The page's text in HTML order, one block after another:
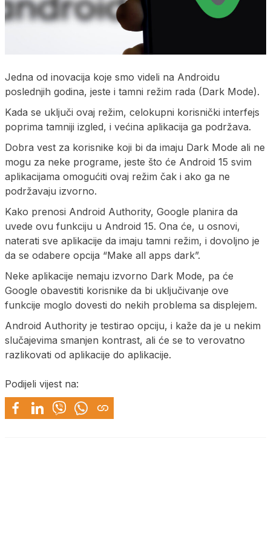
Jedna od inovacija koje smo videli na Androidu
poslednjih godina, jeste i tamni režim rada (Dark Mode).
Kada se uključi ovaj režim, celokupni korisnički interfejs
poprima tamniji izgled, i većina aplikacija ga podržava.
Dobra vest za korisnike koji bi da imaju Dark Mode ali ne
mogu za neke programe, jeste što će Android 15 svim
aplikacijama omogućiti ovaj režim čak i ako ga ne
podržavaju izvorno.
Kako prenosi Android Authority, Google planira da
uvede ovu funkciju u Android 15. Ona će, u osnovi,
naterati sve aplikacije da imaju tamni režim, i dovoljno je
da se odabere opcija “Make all apps dark”.
Neke aplikacije nemaju izvorno Dark Mode, pa će
Google obavestiti korisnike da bi uključivanje ove
funkcije moglo dovesti do nekih problema sa displejem.
Android Authority je testirao opciju, i kaže da je u nekim
slučajevima smanjen kontrast, ali će se to verovatno
razlikovati od aplikacije do aplikacije.
Podijeli vijest na: